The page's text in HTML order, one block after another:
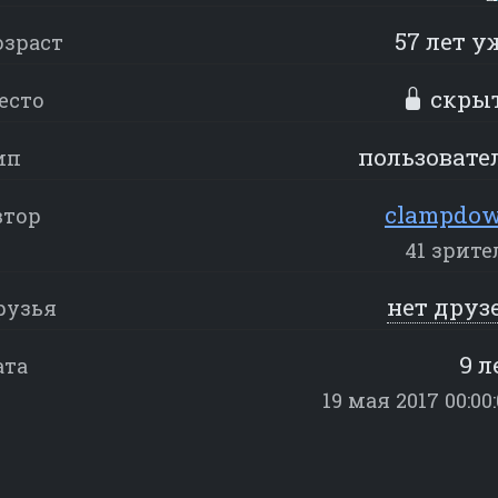
57 лет
41
нет
9
19 мая 2017